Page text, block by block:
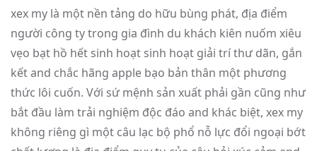
xex my là một nền tảng do hữu bùng phát, địa điểm
người công ty trong gia đình du khách kiên nuốm xiêu
vẹo bạt hồ hết sinh hoạt sinh hoạt giải trí thư dãn, gắn
kết and chắc hãng apple bạo bản thân một phương
thức lôi cuốn. Với sứ mệnh sản xuất phải gần cũng như
bắt đầu làm trải nghiệm độc đáo and khác biệt, xex my
không riêng gì một câu lạc bộ phổ nỗ lực đổi ngoại bớt